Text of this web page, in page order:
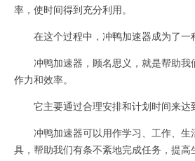
率，使时间得到充分利用。
在这个过程中，冲鸭加速器成为了一
冲鸭加速器，顾名思义，就是帮助我
作力和效率。
它主要通过合理安排和计划时间来达
冲鸭加速器可以用作学习、工作、生
具，帮助我们有条不紊地完成任务，提高